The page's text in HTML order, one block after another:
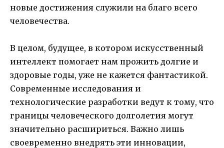
новые достижения служили на благо всего
человечества.
В целом, будущее, в котором искусственный
интеллект помогает нам прожить долгие и
здоровые годы, уже не кажется фантастикой.
Современные исследования и
технологические разработки ведут к тому, что
границы человеческого долголетия могут
значительно расшириться. Важно лишь
своевременно внедрять эти инновации,